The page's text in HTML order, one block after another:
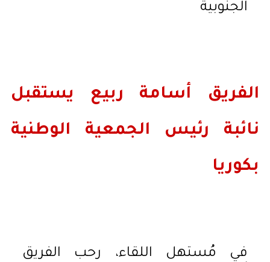
الجنوبية
الفريق أسامة ربيع يستقبل
نائبة رئيس الجمعية الوطنية
بكوريا
في مُستهل اللقاء، رحب الفريق